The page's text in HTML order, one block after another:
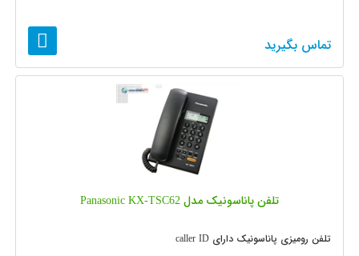
تماس بگیرید
تلفن پاناسونیک مدل Panasonic KX-TSC62
تلفن رومیزی پاناسونیک دارای caller ID